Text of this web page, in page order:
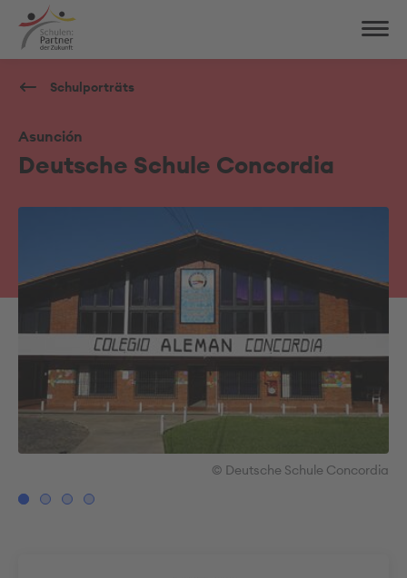
Schulporträts
Asunción
Deutsche Schule Concordia
© Deutsche Schule Concordia